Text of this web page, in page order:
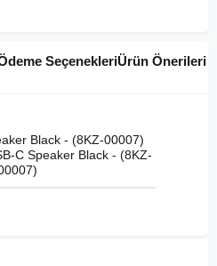
SeçenekleriÜrün Önerileri
Black - (8KZ-00007)
C Speaker Black - (8KZ-